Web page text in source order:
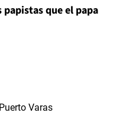
que el papa